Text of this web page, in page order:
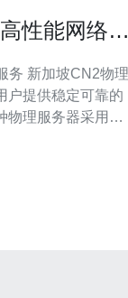
性能网络服
理
户提供稳定可靠的
物理服务器采用
物